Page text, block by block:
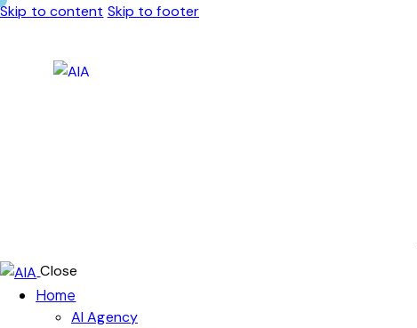
Skip to content Skip to footer
Close
Home
AI Agency